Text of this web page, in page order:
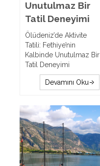
Unutulmaz Bir
Tatil Deneyimi
Ölüdeniz’de Aktivite
Tatili: Fethiye’nin
Kalbinde Unutulmaz Bir
Tatil Deneyimi
Devamını Oku